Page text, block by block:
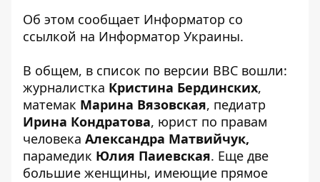
Об этом сообщает Информатор со
ссылкой на Информатор Украины.
В общем, в список по версии BBC вошли:
журналистка Кристина Бердинских,
матемак Марина Вязовская, педиатр
Ирина Кондратова, юрист по правам
человека Александра Матвийчук,
парамедик Юлия Паиевская. Еще две
большие женщины, имеющие прямое